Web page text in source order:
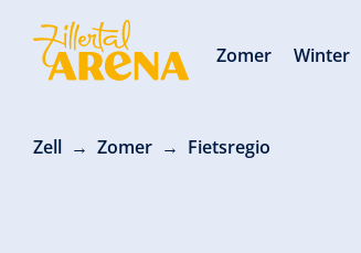
Zell Zomer Fietsregio
Zomer Winter